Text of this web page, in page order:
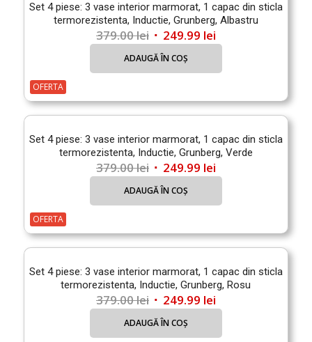
Set 4 piese: 3 vase interior marmorat, 1 capac din sticla
termorezistenta, Inductie, Grunberg, Albastru
379.00lei Prețul
inițial
379.00 lei.
249.99 leiPrețul
curent
este:
ADAUGĂ ÎN COȘ
OFERTA
Set 4 piese: 3 vase interior marmorat, 1 capac din sticla
termorezistenta, Inductie, Grunberg, Verde
379.00lei Prețul
inițial
379.00 lei.
249.99 leiPrețul
curent
este:
ADAUGĂ ÎN COȘ
OFERTA
Set 4 piese: 3 vase interior marmorat, 1 capac din sticla
termorezistenta, Inductie, Grunberg, Rosu
379.00lei Prețul
inițial
249.99 leiPrețul
curent
este:
ADAUGĂ ÎN COȘ